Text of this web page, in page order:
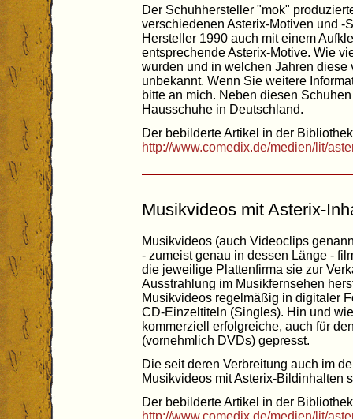
Der Schuhhersteller "mok"
verschiedenen Asterix-Motiven und -
Hersteller 1990 auch mit einem
entsprechende Asterix-Motive. Wie
wurden und in welchen Jahren diese
unbekannt. Wenn Sie weitere
bitte an mich. Neben diesen
Hausschuhe in Deutschland.
Der bebilderte Artikel in der
http://www.comedix.de/medien/lit/
Musikvideos mit Asterix-
Musikvideos (auch Videoclips
- zumeist genau in dessen Länge -
die jeweilige Plattenfirma sie zur
Ausstrahlung im Musikfernsehen
Musikvideos regelmäßig in digitaler
CD-Einzeltiteln (Singles). Hin und
kommerziell erfolgreiche, auch für
(vornehmlich DVDs) gepresst.
Die seit deren Verbreitung auch im
Musikvideos mit Asterix-Bildinhalten
Der bebilderte Artikel in der
http://www.comedix.de/medien/lit/